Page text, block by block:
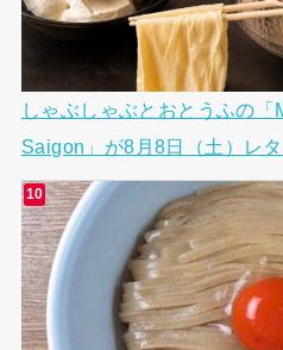
しゃぶしゃぶとおとうふの「
Saigon」が8月8日（土）レ